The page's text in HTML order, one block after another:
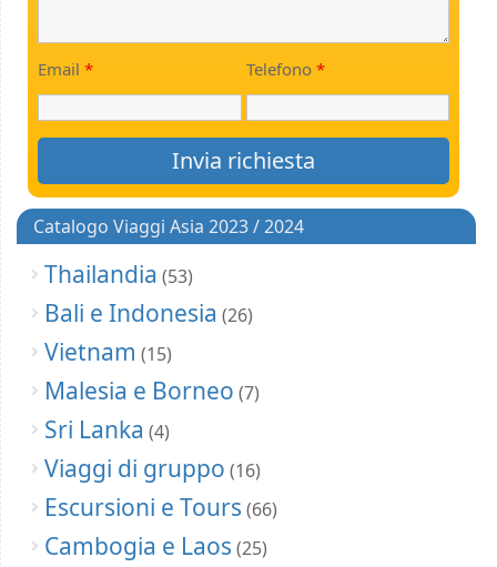
Email * Telefono *
Catalogo Viaggi Asia 2023 / 2024
Thailandia (53)
Bali e Indonesia (26)
Vietnam (15)
Malesia e Borneo (7)
Sri Lanka (4)
Viaggi di gruppo (16)
Escursioni e Tours (66)
Cambogia e Laos (25)